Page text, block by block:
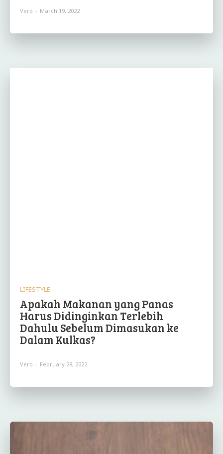
Vero - March 19, 2022
LIFESTYLE
Apakah Makanan yang Panas
Harus Didinginkan Terlebih
Dahulu Sebelum Dimasukan ke
Dalam Kulkas?
Vero - February 28, 2022